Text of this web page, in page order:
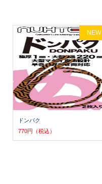
ドンパク
770円（税込）
NEW